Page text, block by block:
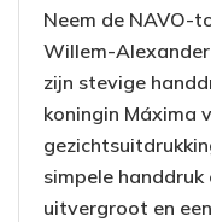
Neem de NAVO-
Willem-
zijn stevige
koningin Máxima
simpele
uitvergroot en